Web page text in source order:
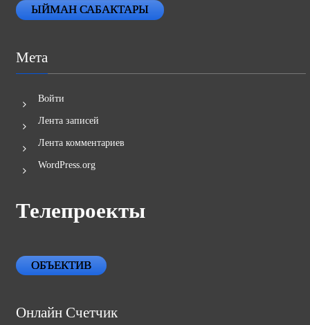
ЫЙМАН САБАКТАРЫ
Мета
Войти
Лента записей
Лента комментариев
WordPress.org
Телепроекты
ОБЪЕКТИВ
Онлайн Счетчик